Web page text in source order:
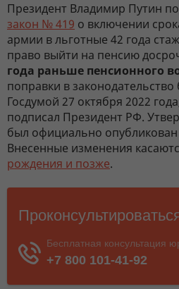
Президент Владимир Путин
закон № 419 о включении
армии в льготные 42 года
право выйти на пенсию
года раньше пенсионного
поправки в
Госдумой 27 октября 2022
подписал Президент РФ.
был официально опубликован
Внесенные изменения
рождения и позже.